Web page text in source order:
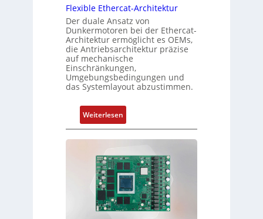
u
n
d
Z
u
s
t
d
b
e
r
w
a
s
o
r
g
t
f
ü
m
e
h
L
e
i
s
t
Flexible Ethercat-Architektur
Der duale Ansatz von
Dunkermotoren bei der Ethercat-
Architektur ermöglicht es OEMs,
die Antriebsarchitektur präzise
auf mechanische
Einschränkungen,
Umgebungsbedingungen und
das Systemlayout abzustimmen.
Weiterlesen:
F
l
x
i
b
l
e